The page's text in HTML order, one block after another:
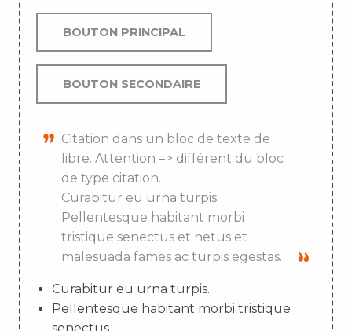
BOUTON PRINCIPAL
BOUTON SECONDAIRE
Citation dans un bloc de texte de
libre. Attention => différent du bloc
de type citation.
Curabitur eu urna turpis.
Pellentesque habitant morbi
tristique senectus et netus et
malesuada fames ac turpis egestas.
Curabitur eu urna turpis.
Pellentesque habitant morbi tristique